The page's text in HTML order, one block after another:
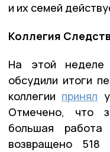
и их семей
Коллегия
На этой
обсудили итоги
коллегии принял
Отмечено, что
большая
возвращено